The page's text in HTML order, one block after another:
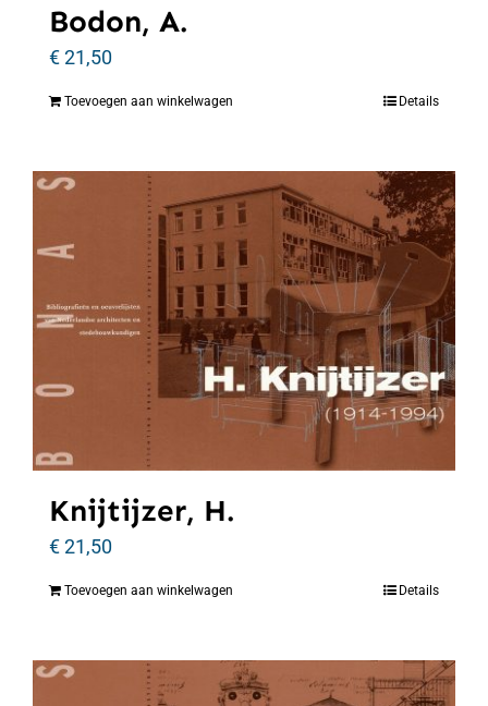
Bodon, A.
€21,50
Toevoegen aan winkelwagen Details
Knijtijzer, H.
€21,50
Toevoegen aan winkelwagen Details